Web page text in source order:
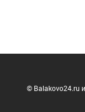
© Balakovo24.ru